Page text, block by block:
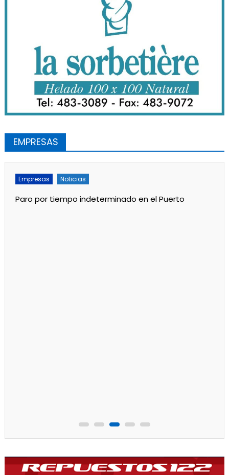
EMPRESAS
Empresas Noticias
Paro por tiempo indeterminado en el Puerto